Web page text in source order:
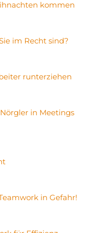
kommen
im Recht sind?
runterziehen
in Meetings
in Gefahr!